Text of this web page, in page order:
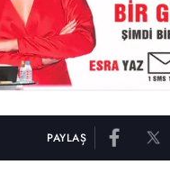
PAYLAŞ